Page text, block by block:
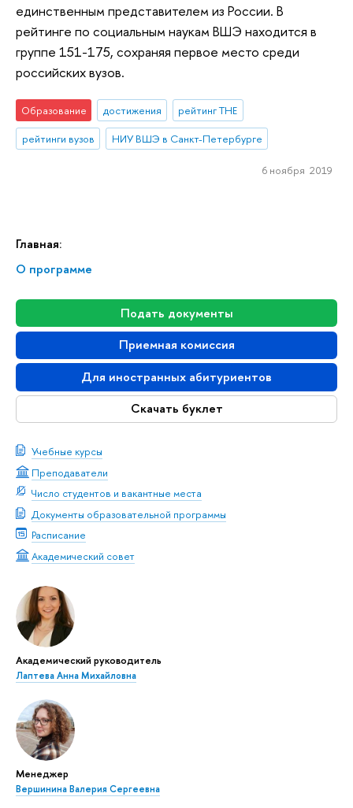
Главная:
О программе
Подать документы
Приемная комиссия
Для иностранных абитуриентов
Скачать буклет
Учебные курсы
Преподаватели
Число студентов и вакантные места
Документы образовательной программы
Расписание
Академический совет
Академический руководитель
Лаптева Анна Михайловна
Менеджер
Вершинина Валерия Сергеевна
единственным представителем из России. В
рейтинге по социальным наукам ВШЭ находится в
группе 151-175, сохраняя первое место среди
российских вузов.
Образование достижения
рейтинг THE
рейтинги вузов
НИУ ВШЭ в Санкт-Петербурге
6 ноября 2019